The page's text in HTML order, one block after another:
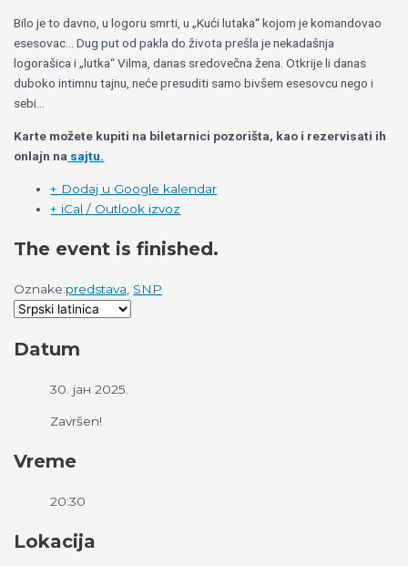
Bilo je to davno, u logoru smrti, u „Kući lutaka“ kojom je komandovao
esesovac… Dug put od pakla do života prešla je nekadašnja
logorašica i „lutka“ Vilma, danas sredovečna žena. Otkrije li danas
duboko intimnu tajnu, neće presuditi samo bivšem esesovcu nego i
sebi…
Karte možete kupiti na biletarnici pozorišta, kao i rezervisati ih
onlajn na sajtu.
+ Dodaj u Google kalendar
+ iCal / Outlook izvoz
The event is finished.
Oznake:predstava SNP
Datum
30. јан 2025.
Završen!
Vreme
20:30
Lokacija